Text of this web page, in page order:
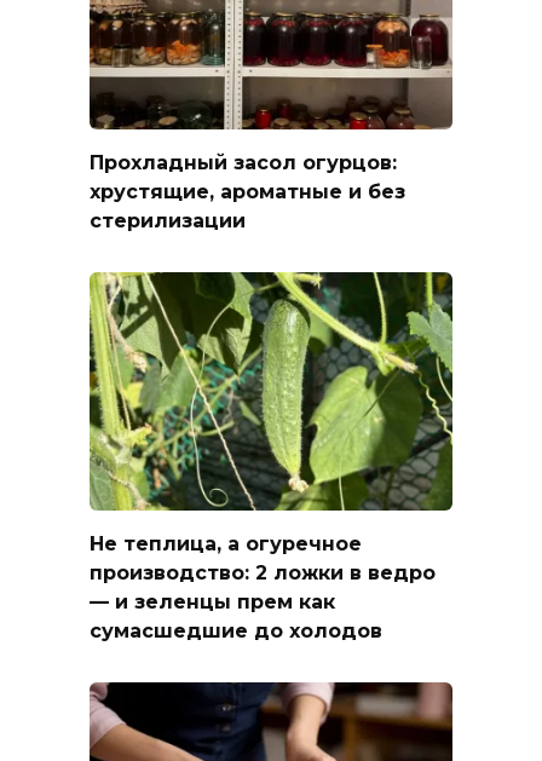
Прохладный засол огурцов:
хрустящие, ароматные и без
стерилизации
Не теплица, а огуречное
производство: 2 ложки в ведро
— и зеленцы прем как
сумасшедшие до холодов